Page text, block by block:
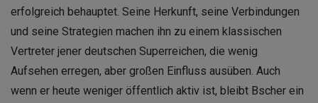
erfolgreich behauptet. Seine Herkunft, seine Verbindungen
und seine Strategien machen ihn zu einem klassischen
Vertreter jener deutschen Superreichen, die wenig
Aufsehen erregen, aber großen Einfluss ausüben. Auch
wenn er heute weniger öffentlich aktiv ist, bleibt Bscher ein